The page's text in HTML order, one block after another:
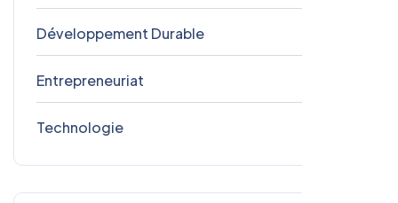
Développement Durable
Entrepreneuriat
Technologie